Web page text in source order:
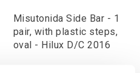
Misutonida Side Bar - 1
pair, with plastic steps,
oval - Hilux D/C 2016